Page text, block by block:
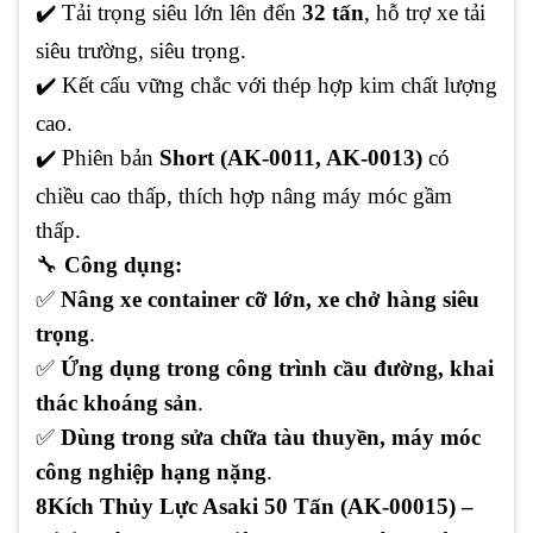
✔️ Tải trọng siêu lớn lên đến 32 tấn, hỗ trợ xe tải
siêu trường, siêu trọng.
✔️ Kết cấu vững chắc với thép hợp kim chất lượng
cao.
✔️ Phiên bản Short (AK-0011, AK-0013) có
chiều cao thấp, thích hợp nâng máy móc gầm
thấp.
🔧 Công dụng:
✅ Nâng xe container cỡ lớn, xe chở hàng siêu
trọng.
✅ Ứng dụng trong công trình cầu đường, khai
thác khoáng sản.
✅ Dùng trong sửa chữa tàu thuyền, máy móc
công nghiệp hạng nặng.
8️Kích Thủy Lực Asaki 50 Tấn (AK-00015) –